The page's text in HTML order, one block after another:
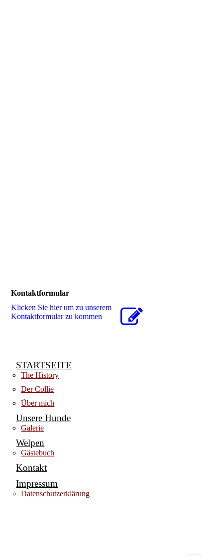
Kontaktformular
Klicken Sie hier um zu unserem
Kon­takt­for­mu­lar zu kommen
STARTSEITE
The History
Der Collie
Über mich
Unsere Hunde
Galerie
Welpen
Gästebuch
Kontakt
Impressum
Datenschutzerklärung